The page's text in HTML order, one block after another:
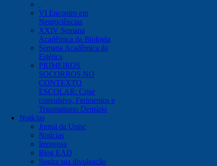
VI Encontro em
Neurociências
XXIV Semana
Acadêmica da Biologia
Semana Acadêmica da
Estética
PRIMEIROS
SOCORROS NO
CONTEXTO
ESCOLAR: Crise
convulsiva, Ferimentos e
Traumatismo Dentário
Notícias
Jornal da Unisc
Notícias
Imprensa
Blog EAD
Sugira sua divulgação